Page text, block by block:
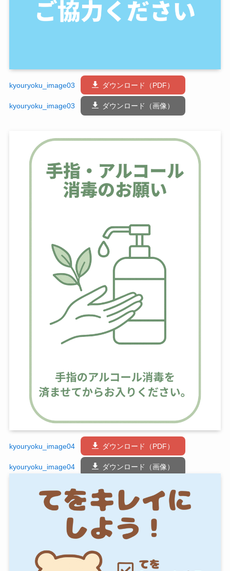
kyouryoku_image03 ダウンロード（PDF）
kyouryoku_image03 ダウンロード（画像）
kyouryoku_image04 ダウンロード（PDF）
kyouryoku_image04 ダウンロード（画像）